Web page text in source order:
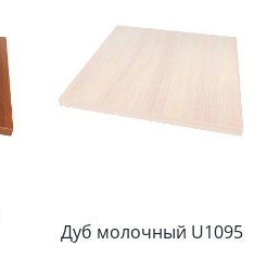
Дуб молочный U1095